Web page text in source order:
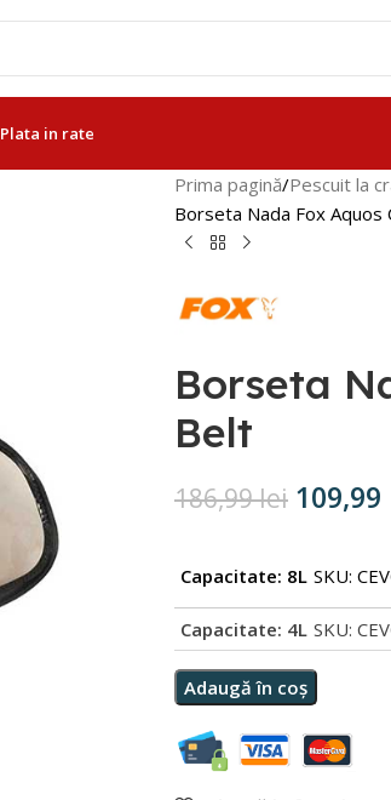
Plata in rate
Prima pagină Pescuit la
Borseta Nada Fox Aquos
Borseta
Belt
186,99lei 109,99
Capacitate: 4L SKU:
Capacitate: 8L SKU:
Adaugă în coș